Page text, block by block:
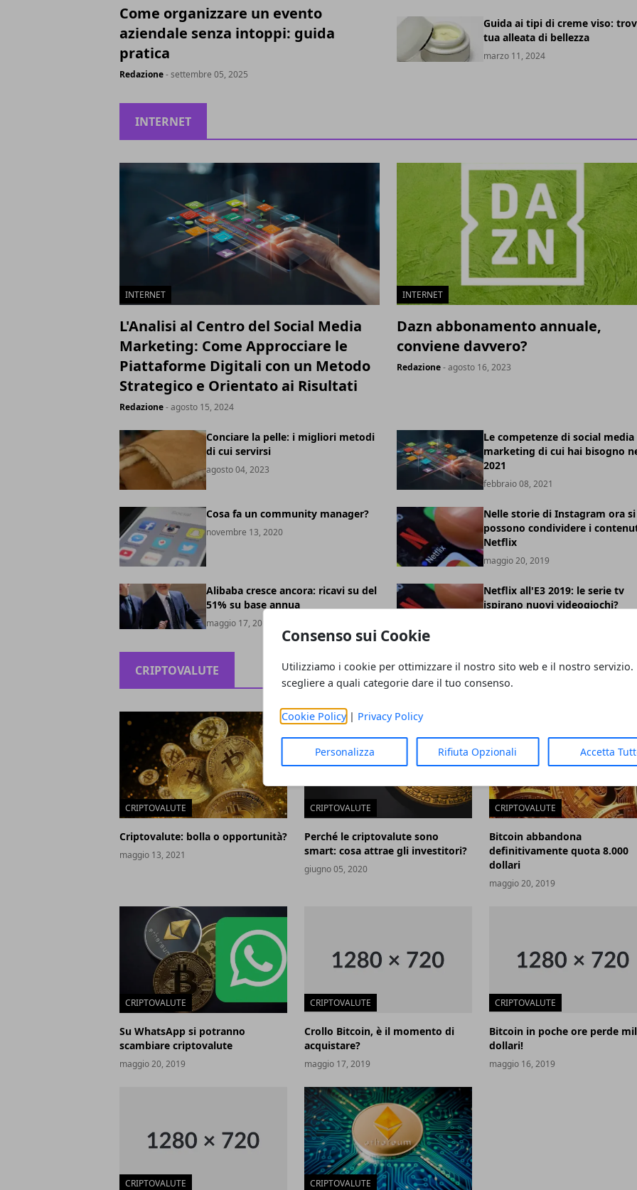
Consenso sui Cookie
Utilizziamo i cookie per ottimizzare il nostro sito web e il nostro servizio.
scegliere a quali categorie dare il tuo consenso.
Cookie Policy| Privacy Policy
Personalizza Rifiuta Opzionali Accetta
Come organizzare un evento
aziendale senza intoppi: guida
pratica
Redazione- settembre 05, 2025
Guida ai tipi di creme viso:
tua alleata di bellezza
marzo 11, 2024
INTERNET
INTERNET
L'Analisi al Centro del Social Media
Marketing: Come Approcciare le
Piattaforme Digitali con un Metodo
Strategico e Orientato ai Risultati
Redazione- agosto 15, 2024
INTERNET
Dazn abbonamento annuale,
conviene davvero?
Redazione- agosto 16, 2023
Conciare la pelle: i migliori metodi
di cui servirsi
agosto 04, 2023
Le competenze di social media
marketing di cui hai bisogno
2021
febbraio 08, 2021
Cosa fa un community manager?
novembre 13, 2020
Nelle storie di Instagram ora si
possono condividere i
Netflix
maggio 20, 2019
Alibaba cresce ancora: ricavi su del
51% su base annua
maggio 17, 2019
Netflix all'E3 2019: le serie tv
ispirano nuovi videogiochi?
CRIPTOVALUTE
CRIPTOVALUTE
Criptovalute: bolla o opportunità?
maggio 13, 2021
CRIPTOVALUTE
Perché le criptovalute sono
smart: cosa attrae gli investitori?
giugno 05, 2020
CRIPTOVALUTE
Bitcoin abbandona
definitivamente quota 8.000
dollari
maggio 20, 2019
CRIPTOVALUTE
Su WhatsApp si potranno
scambiare criptovalute
maggio 20, 2019
CRIPTOVALUTE
Crollo Bitcoin, è il momento di
acquistare?
maggio 17, 2019
CRIPTOVALUTE
Bitcoin in poche ore perde
dollari!
maggio 16, 2019
CRIPTOVALUTE CRIPTOVALUTE